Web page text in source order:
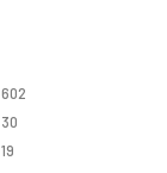
602
30
19